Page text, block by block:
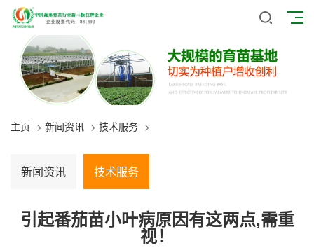
主页 > 新闻资讯 > 技术服务 >
新闻资讯 技术服务
引起番茄苗小叶病原因有这两点,需重
视！